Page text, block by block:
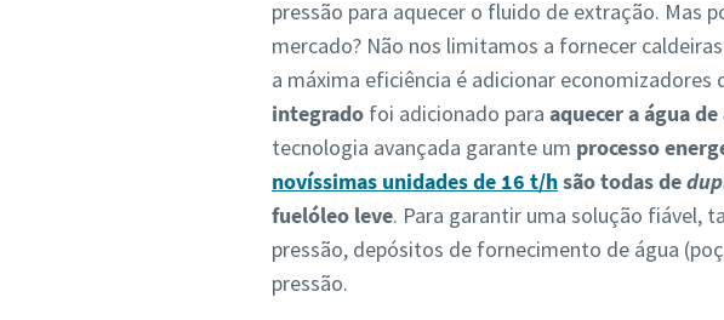
pressão para aquecer o fluido de extração. Mas
mercado? Não nos limitamos a fornecer
a máxima eficiência é adicionar economizadores
integrado foi adicionado para aquecer a água
tecnologia avançada garante um processo
novíssimas unidades de 16 t/hsão todas de
fuelóleo leve. Para garantir uma solução fiável,
pressão, depósitos de fornecimento de água
pressão.